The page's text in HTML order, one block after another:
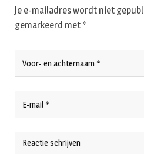
Je e-mailadres wordt niet
gemarkeerd met *